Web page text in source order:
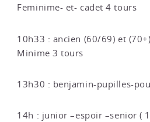
Feminime- et- cadet 4 tours
10h33 : ancien (60/69) et
Minime 3 tours
13h30 : benjamin-pupilles-
14h : junior –espoir –senior (